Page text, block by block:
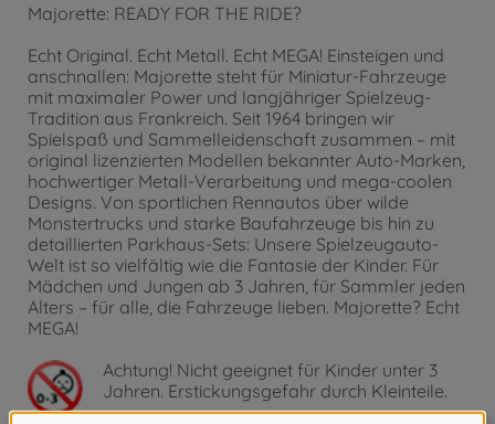
Majorette: READY FOR THE RIDE?
Echt Original. Echt Metall. Echt MEGA! Einsteigen und
anschnallen: Majorette steht für Miniatur-Fahrzeuge
mit maximaler Power und langjähriger Spielzeug-
Tradition aus Frankreich. Seit 1964 bringen wir
Spielspaß und Sammelleidenschaft zusammen – mit
original lizenzierten Modellen bekannter Auto-Marken,
hochwertiger Metall-Verarbeitung und mega-coolen
Designs. Von sportlichen Rennautos über wilde
Monstertrucks und starke Baufahrzeuge bis hin zu
detaillierten Parkhaus-Sets: Unsere Spielzeugauto-
Welt ist so vielfältig wie die Fantasie der Kinder. Für
Mädchen und Jungen ab 3 Jahren, für Sammler jeden
Alters – für alle, die Fahrzeuge lieben. Majorette? Echt
MEGA!
Achtung! Nicht geeignet für Kinder unter 3
Jahren. Erstickungsgefahr durch Kleinteile.